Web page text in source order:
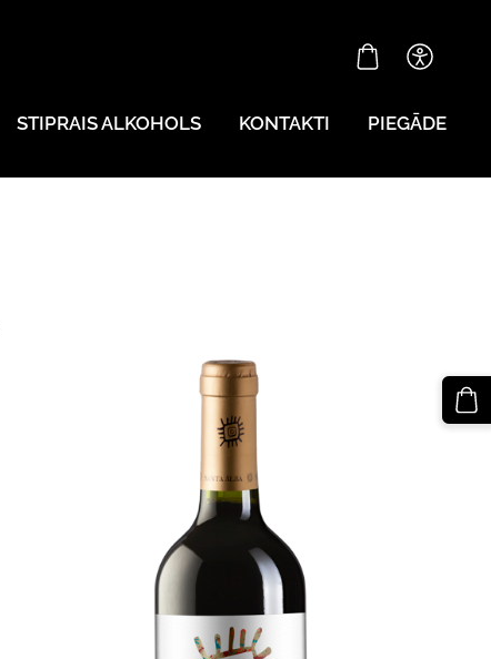
STIPRAIS ALKOHOLS KONTAKTI PIEGĀDE